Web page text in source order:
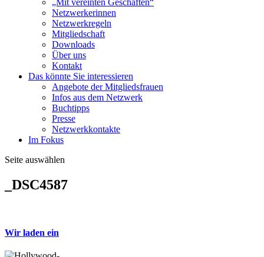
„Mit vereinten Geschäften“
Netzwerkerinnen
Netzwerkregeln
Mitgliedschaft
Downloads
Über uns
Kontakt
Das könnte Sie interessieren
Angebote der Mitgliedsfrauen
Infos aus dem Netzwerk
Buchtipps
Presse
Netzwerkkontakte
Im Fokus
Seite auswählen
_DSC4587
Wir laden ein